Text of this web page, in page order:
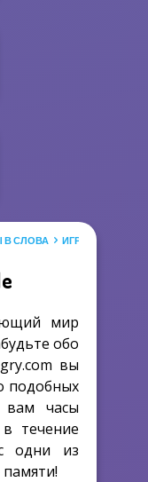
В СЛОВА ИГРЫ НА
мир
обо
вы
подобных
вам часы
в течение
одни из